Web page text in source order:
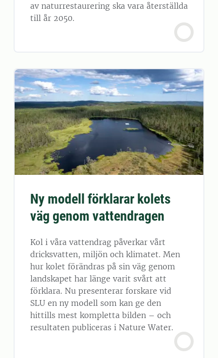
av naturrestaurering ska vara återställda
till år 2050.
Ny modell förklarar kolets
väg genom vattendragen
Kol i våra vattendrag påverkar vårt
dricksvatten, miljön och klimatet. Men
hur kolet förändras på sin väg genom
landskapet har länge varit svårt att
förklara. Nu presenterar forskare vid
SLU en ny modell som kan ge den
hittills mest kompletta bilden – och
resultaten publiceras i Nature Water.